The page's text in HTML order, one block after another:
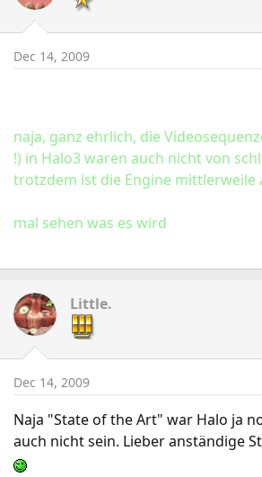
Dec 14, 2009
naja, ganz ehrlich, die
!) in Halo3 waren auch nicht von
trotzdem ist die Engine mittlerweile
mal sehen was es wird
Little.
Dec 14, 2009
Naja "State of the Art" war Halo ja
auch nicht sein. Lieber anständige